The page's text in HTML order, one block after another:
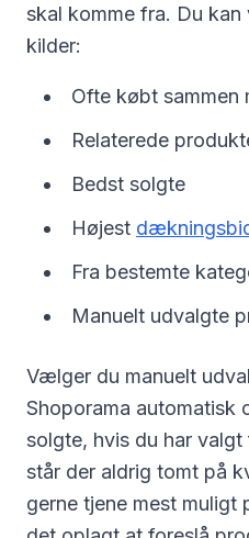
skal komme fra. Du
kilder:
Ofte købt sammen
Relaterede
Bedst solgte
Højest
Fra bestemte
Manuelt udvalgte
Vælger du manuelt
Shoporama automatisk
solgte, hvis du har
står der aldrig tomt på
gerne tjene mest muligt